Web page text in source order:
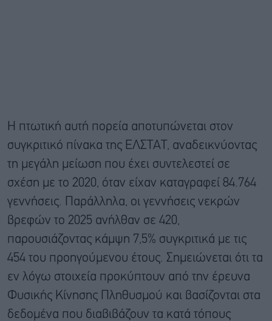
Η πτωτική αυτή πορεία αποτυπώνεται στον
συγκριτικό πίνακα της ΕΛΣΤΑΤ, αναδεικνύοντας
τη μεγάλη μείωση που έχει συντελεστεί σε
σχέση με το 2020, όταν είχαν καταγραφεί 84.764
γεννήσεις. Παράλληλα, οι γεννήσεις νεκρών
βρεφών το 2025 ανήλθαν σε 420,
παρουσιάζοντας κάμψη 7,5% συγκριτικά με τις
454 του προηγούμενου έτους. Σημειώνεται ότι τα
εν λόγω στοιχεία προκύπτουν από την έρευνα
Φυσικής Κίνησης Πληθυσμού και βασίζονται στα
δεδομένα που διαβιβάζουν τα κατά τόπους